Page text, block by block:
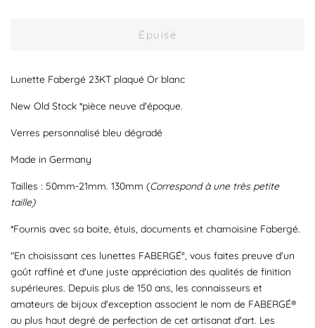
Épuisé
Lunette Fabergé 23KT plaqué Or blanc
New Old Stock *pièce neuve d'époque.
Verres personnalisé bleu dégradé
Made in Germany
Tailles : 50mm-21mm. 130mm (Correspond à une très petite
taille)
*Fournis avec sa boite, étuis, documents et chamoisine Fabergé.
"En choisissant ces lunettes FABERGÉ°, vous faites preuve d'un
goût raffiné et d'une juste appréciation des qualités de finition
supérieures. Depuis plus de 150 ans, les connaisseurs et
amateurs de bijoux d'exception associent le nom de FABERGÉ®
au plus haut degré de perfection de cet artisanat d'art. Les